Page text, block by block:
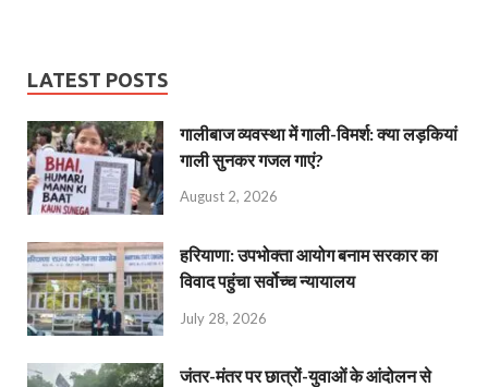
LATEST POSTS
गालीबाज व्‍यवस्‍था में गाली-विमर्श: क्या लड़कियां
गाली सुनकर गजल गाएं?
August 2, 2026
हरियाणा: उपभोक्ता आयोग बनाम सरकार का
विवाद पहुंचा सर्वोच्च न्यायालय
July 28, 2026
जंतर-मंतर पर छात्रों-युवाओं के आंदोलन से